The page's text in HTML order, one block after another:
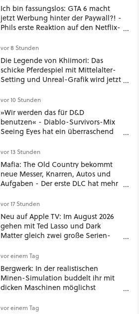
Ich bin fassungslos: GTA 6 macht
jetzt Werbung hinter der Paywall?! -
Phils erste Reaktion auf den Netflix-
vor 8 Stunden
Die Legende von Khiimori: Das
schicke Pferdespiel mit Mittelalter-
Setting und Unreal-Grafik wird jetzt
vor 10 Stunden
»Wir werden das für D&D
benutzen« - Diablo-Survivors-Mix
Seeing Eyes hat ein überraschend
vor 13 Stunden
Mafia: The Old Country bekommt
neue Messer, Knarren, Autos und
Aufgaben - Der erste DLC hat mehr
vor 17 Stunden
Neu auf Apple TV: Im August 2026
gehen mit Ted Lasso und Dark
Matter gleich zwei große Serien-
vor einem Tag
Bergwerk: In der realistischen
Minen-Simulation buddelt ihr mit
dicken Maschinen möglichst
vor einem Tag